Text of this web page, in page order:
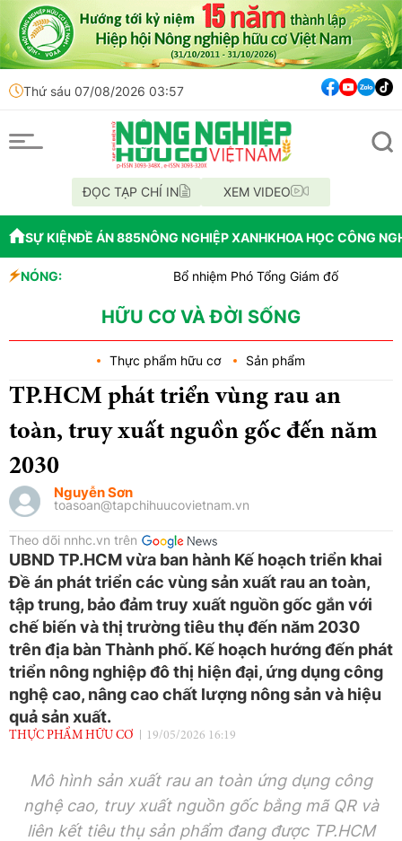
Thứ sáu 07/08/2026 03:57
ĐỌC TẠP CHÍ IN XEM VIDEO
SỰ KIỆNĐỀ ÁN 885NÔNG NGHIỆP XANHKHOA HỌC CÔNG
NÓNG:
Bổ nhiệm Phó Tổng Giám đốc Trung tâm
Bắc Ninh công bố quy hoạch chiến lược, chính
HỮU CƠ VÀ ĐỜI SỐNG
Thực phẩm hữu cơ Sản phẩm
TP.HCM phát triển vùng rau an
toàn, truy xuất nguồn gốc đến năm
2030
Nguyễn Sơn
toasoan@tapchihuucovietnam.vn
Theo dõi nnhc.vn trên
UBND TP.HCM vừa ban hành Kế hoạch triển khai
Đề án phát triển các vùng sản xuất rau an toàn,
tập trung, bảo đảm truy xuất nguồn gốc gắn với
chế biến và thị trường tiêu thụ đến năm 2030
trên địa bàn Thành phố. Kế hoạch hướng đến phát
triển nông nghiệp đô thị hiện đại, ứng dụng công
nghệ cao, nâng cao chất lượng nông sản và hiệu
quả sản xuất.
THỰC PHẨM HỮU CƠ 19/05/2026 16:19
Mô hình sản xuất rau an toàn ứng dụng công
nghệ cao, truy xuất nguồn gốc bằng mã QR và
liên kết tiêu thụ sản phẩm đang được TP.HCM